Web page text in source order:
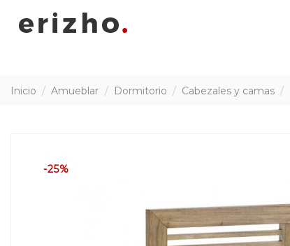
Inicio Amueblar Dormitorio Cabezales y camas
-25%